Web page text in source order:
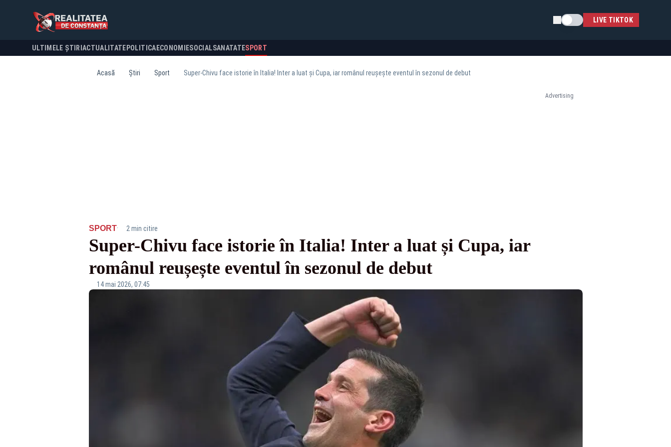
Schimba temaLIVE TIKTOK
ULTIMELE ȘTIRI ACTUALITATE POLITICA ECONOMIESOCIALSANATATESPORT
Acasă Știri Sport Super-Chivu face istorie în Italia! Inter a luat și Cupa, iar românul reușește eventul în sezonul de debut
Advertising
SPORT· 2 min citire
Super-Chivu face istorie în Italia! Inter a luat și Cupa, iar
românul reușește eventul în sezonul de debut
14 mai 2026, 07:45